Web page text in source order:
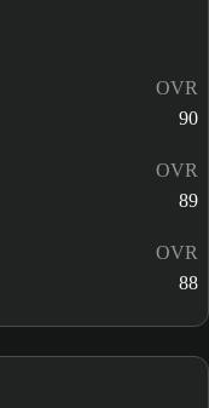
OVR
90
OVR
89
OVR
88